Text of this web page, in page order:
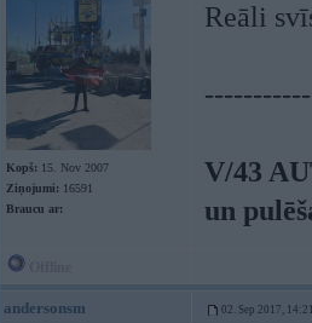
Kopš: 15. Nov 2007
Ziņojumi: 16591
Braucu ar:
Reāli
V/43
un
andersonsm 02. Sep 2017,